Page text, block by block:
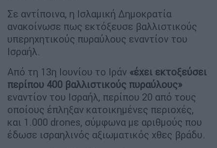
Σε αντίποινα, η Ισλαμική Δημοκρατία
ανακοίνωσε πως εκτόξευσε βαλλιστικούς
υπερηχητικούς πυραύλους εναντίον του
Ισραήλ.
Από τη 13η Ιουνίου το Ιράν «έχει εκτοξεύσει
περίπου 400 βαλλιστικούς πυραύλους»
εναντίον του Ισραήλ, περίπου 20 από τους
οποίους έπληξαν κατοικημένες περιοχές,
και 1.000 drones, σύμφωνα με αριθμούς που
έδωσε ισραηλινός αξιωματικός χθες βράδυ.